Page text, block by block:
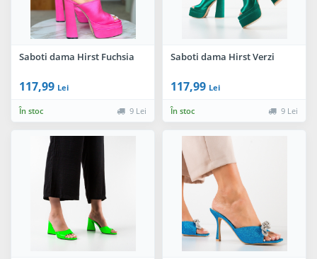
Saboti dama Hirst Fuchsia
117,99 Lei
În stoc 9 Lei
Saboti dama Hirst Verzi
117,99 Lei
În stoc 9 Lei